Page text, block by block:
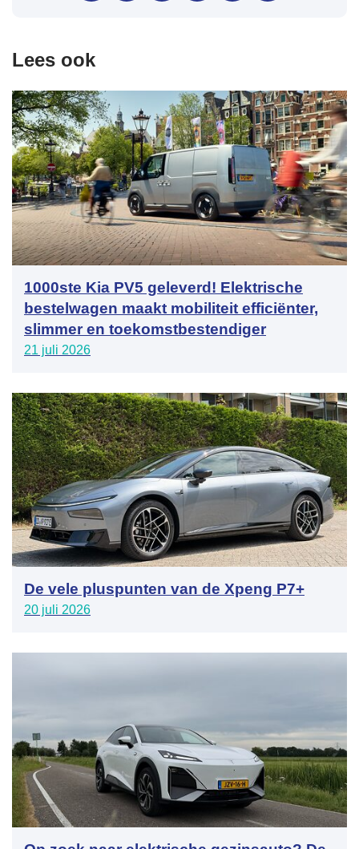
Lees ook
1000ste Kia PV5 geleverd! Elektrische
bestelwagen maakt mobiliteit efficiënter,
slimmer en toekomstbestendiger
21 juli 2026
De vele pluspunten van de Xpeng P7+
20 juli 2026